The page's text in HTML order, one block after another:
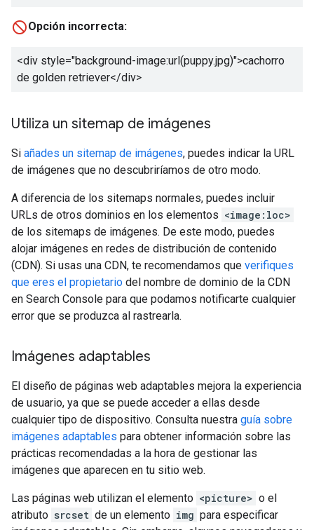
Opción incorrecta:
<div style="background-image:url(puppy.jpg)">cachorro
de golden retriever</div>
Utiliza un sitemap de imágenes
Si añades un sitemap de imágenes, puedes indicar la URL
de imágenes que no descubriríamos de otro modo.
A diferencia de los sitemaps normales, puedes incluir
URLs de otros dominios en los elementos <image:loc>
de los sitemaps de imágenes. De este modo, puedes
alojar imágenes en redes de distribución de contenido
(CDN). Si usas una CDN, te recomendamos que verifiques
que eres el propietario del nombre de dominio de la CDN
en Search Console para que podamos notificarte cualquier
error que se produzca al rastrearla.
Imágenes adaptables
El diseño de páginas web adaptables mejora la experiencia
de usuario, ya que se puede acceder a ellas desde
cualquier tipo de dispositivo. Consulta nuestra guía sobre
imágenes adaptables para obtener información sobre las
prácticas recomendadas a la hora de gestionar las
imágenes que aparecen en tu sitio web.
Las páginas web utilizan el elemento <picture> o el
atributo srcset de un elemento img para especificar